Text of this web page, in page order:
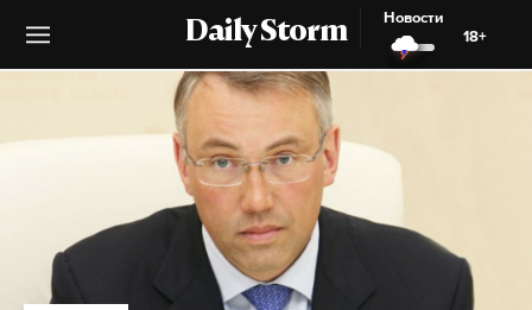
Daily Storm
Новости
18+